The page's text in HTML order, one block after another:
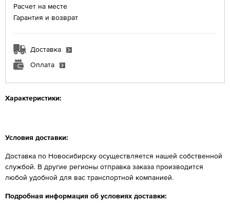
Характеристики:
Расчет на месте
Гарантия и возврат
Доставка
Оплата
Условия доставки:
Доставка по Новосибирску осуществляется нашей собственной
службой. В другие регионы отправка заказа производится
любой удобной для вас транспортной компанией.
Подробная информация об условиях доставки: